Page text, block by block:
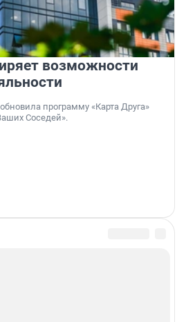
возможности
программу «Карта Друга»
Соседей».